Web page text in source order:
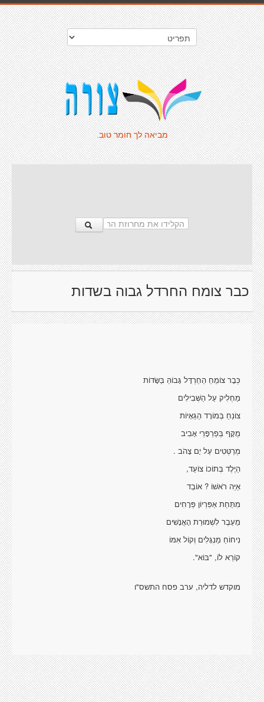
מביאה לך חומר טוב.
כבר צומח החרדל גבוה בשדות
כְּבָר צוֹמֵחַ הַחַרְדָּל גָּבוֹהַּ בַּשָּׂדוֹת
מַחְלִיק עַל הַשְּׁבִילִים
צוֹנֵחַ בְּמוֹרָד הַגֵּאָיוֹת
מֻקָּף בְּפַרְפָּרֵי אָבִיב
מְרַטְּטִים עַל יָם צָהֹב .
הַיֶּלֶד בְּתוֹכוֹ צוֹעֵד,
אַיֵּה רֹאשׁוֹ ? אוֹבֵד
מִתַּחַת אַפִּרְיוֹן פְּרָחִים
מֵעֵבֶר לִשְׁמוּרַת הָאֲנָשִׁים
נִיחוֹחַ מַנְגָּלִים וְקוֹל אִמּוֹ
קוֹרֵא לוֹ, "בּוֹא".
מוקדש לדליה, ערב פסח התשס"ו